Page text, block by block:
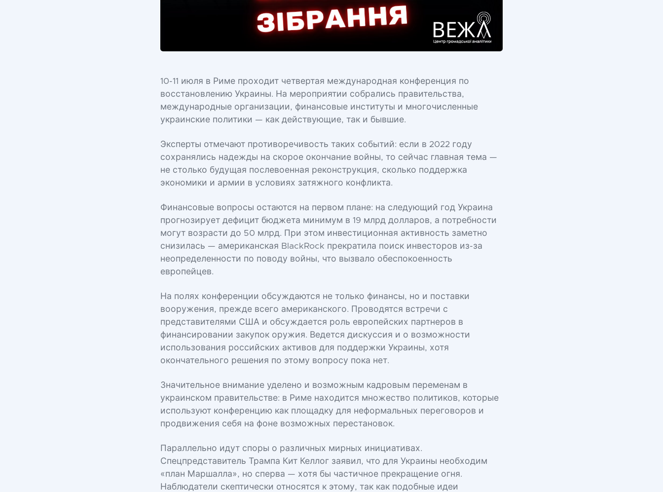
10-11 июля в Риме проходит четвертая международная конференция по
восстановлению Украины. На мероприятии собрались правительства,
международные организации, финансовые институты и многочисленные
украинские политики — как действующие, так и бывшие.
Эксперты отмечают противоречивость таких событий: если в 2022 году
сохранялись надежды на скорое окончание войны, то сейчас главная тема —
не столько будущая послевоенная реконструкция, сколько поддержка
экономики и армии в условиях затяжного конфликта.
Финансовые вопросы остаются на первом плане: на следующий год Украина
прогнозирует дефицит бюджета минимум в 19 млрд долларов, а потребности
могут возрасти до 50 млрд. При этом инвестиционная активность заметно
снизилась — американская BlackRock прекратила поиск инвесторов из-за
неопределенности по поводу войны, что вызвало обеспокоенность
европейцев.
На полях конференции обсуждаются не только финансы, но и поставки
вооружения, прежде всего американского. Проводятся встречи с
представителями США и обсуждается роль европейских партнеров в
финансировании закупок оружия. Ведется дискуссия и о возможности
использования российских активов для поддержки Украины, хотя
окончательного решения по этому вопросу пока нет.
Значительное внимание уделено и возможным кадровым переменам в
украинском правительстве: в Риме находится множество политиков, которые
используют конференцию как площадку для неформальных переговоров и
продвижения себя на фоне возможных перестановок.
Параллельно идут споры о различных мирных инициативах.
Спецпредставитель Трампа Кит Келлог заявил, что для Украины необходим
«план Маршалла», но сперва — хотя бы частичное прекращение огня.
Наблюдатели скептически относятся к этому, так как подобные идеи